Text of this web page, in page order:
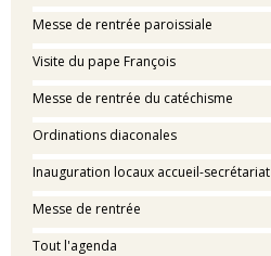
Messe de rentrée paroissiale
Visite du pape François
Messe de rentrée du catéchisme
Ordinations diaconales
Inauguration locaux accueil-secrétariat
Messe de rentrée
Tout l'agenda